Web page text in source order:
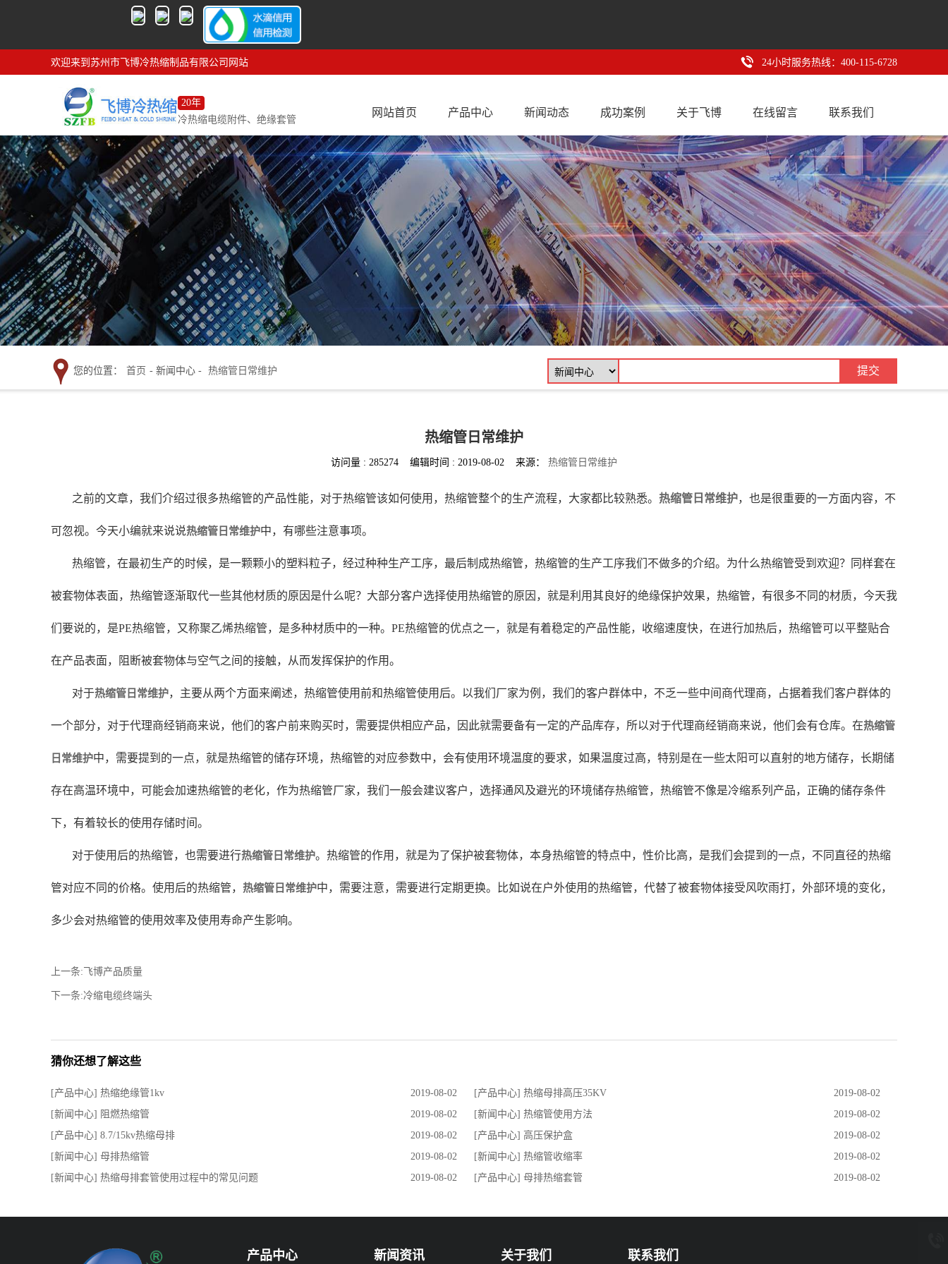
欢迎来到苏州市飞博冷热缩制品有限公司网站 24小时服务热线：400-115-6728
20年
冷热缩电缆附件、绝缘套管
网站首页 产品中心 新闻动态 成功案例 关于飞博 在线留言 联系我们
您的位置： 首页 - 新闻中心 - 热缩管日常维护
热缩管日常维护
访问量 : 285274 编辑时间 : 2019-08-02 来源： 热缩管日常维护
之前的文章，我们介绍过很多热缩管的产品性能，对于热缩管该如何使用，热缩管整个的生产流程，大家都比较熟悉。 热缩管日常维护，也是很重要的一方面内容，不
可忽视。今天小编就来说说热缩管日常维护中，有哪些注意事项。
热缩管，在最初生产的时候，是一颗颗小的塑料粒子，经过种种生产工序，最后制成热缩管，热缩管的生产工序我们不做多的介绍。为什么热缩管受到欢迎？同样套在
被套物体表面，热缩管逐渐取代一些其他材质的原因是什么呢？大部分客户选择使用热缩管的原因，就是利用其良好的绝缘保护效果，热缩管，有很多不同的材质，今天我
们要说的，是PE热缩管，又称聚乙烯热缩管，是多种材质中的一种。PE热缩管的优点之一，就是有着稳定的产品性能，收缩速度快，在进行加热后，热缩管可以平整贴合
在产品表面，阻断被套物体与空气之间的接触，从而发挥保护的作用。
对于热缩管日常维护，主要从两个方面来阐述，热缩管使用前和热缩管使用后。以我们厂家为例，我们的客户群体中，不乏一些中间商代理商，占据着我们客户群体的
一个部分，对于代理商经销商来说，他们的客户前来购买时，需要提供相应产品，因此就需要备有一定的产品库存，所以对于代理商经销商来说，他们会有仓库。在热缩管
日常维护中，需要提到的一点，就是热缩管的储存环境，热缩管的对应参数中，会有使用环境温度的要求，如果温度过高，特别是在一些太阳可以直射的地方储存，长期储
存在高温环境中，可能会加速热缩管的老化，作为热缩管厂家，我们一般会建议客户，选择通风及避光的环境储存热缩管，热缩管不像是冷缩系列产品，正确的储存条件
下，有着较长的使用存储时间。
对于使用后的热缩管，也需要进行热缩管日常维护。热缩管的作用，就是为了保护被套物体，本身热缩管的特点中，性价比高，是我们会提到的一点，不同直径的热缩
管对应不同的价格。使用后的热缩管， 热缩管日常维护中，需要注意，需要进行定期更换。比如说在户外使用的热缩管，代替了被套物体接受风吹雨打，外部环境的变化，
多少会对热缩管的使用效率及使用寿命产生影响。
上一条:飞博产品质量
下一条:冷缩电缆终端头
猜你还想了解这些
[产品中心] 热缩绝缘管1kv 2019-08-02 [产品中心] 热缩母排高压35KV
2019-08-02
[新闻中心] 阻燃热缩管
2019-08-02 [新闻中心] 热缩管使用方法
2019-08-02
[产品中心] 8.7/15kv热缩母排
2019-08-02 [产品中心] 高压保护盒
2019-08-02
[新闻中心] 母排热缩管
2019-08-02 [新闻中心] 热缩管收缩率
2019-08-02
[新闻中心] 热缩母排套管使用过程中的常见问题
2019-08-02 [产品中心] 母排热缩套管 2019-08-02
产品中心 新闻资讯 关于我们 联系我们